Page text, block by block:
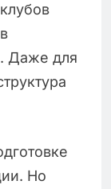
Даже для
Но